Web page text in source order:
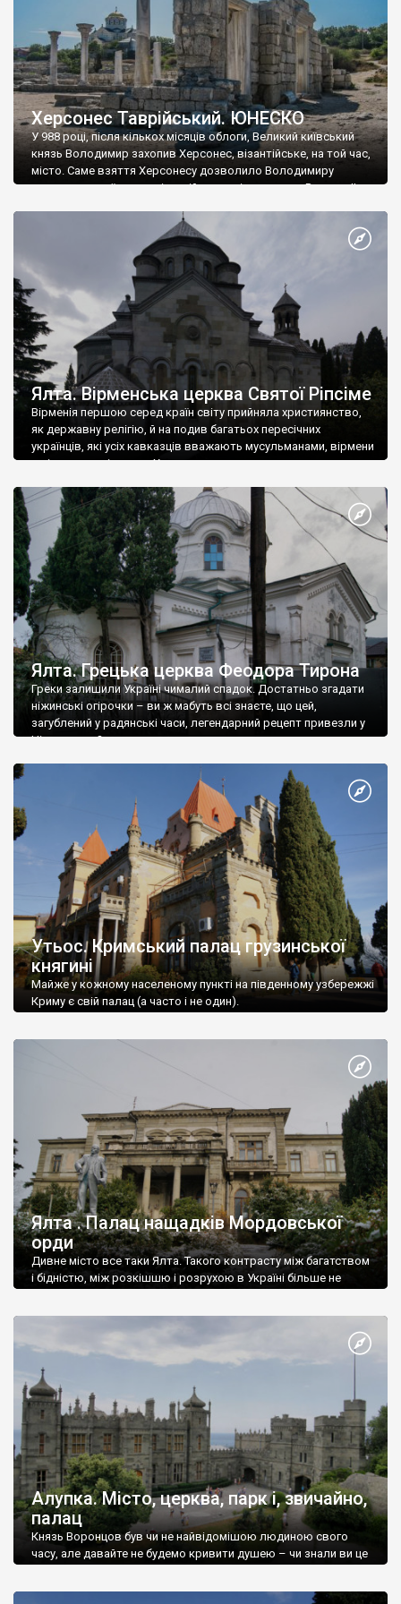
Херсонес Таврійський. ЮНЕСКО
У 988 році, після кількох місяців облоги, Великий київський
князь Володимир захопив Херсонес, візантійське, на той час,
місто. Саме взяття Херсонесу дозволило Володимиру
диктувати свої умови візантійському імператору Василю ІІ, та
Херсонесі Володимир-язичник, став Василем-християнином.
А потім було Хрещення Русі. На честь Херсонесу Таврійського
Ялта. Вірменська церква Святої Ріпсіме
Вірменія першою серед країн світу прийняла християнство,
як державну релігію, й на подив багатьох пересічних
українців, які усіх кавказців вважають мусульманами, вірмени
є відданими вірянами Христа
Ялта. Грецька церква Феодора Тирона
Греки залишили Україні чималий спадок. Достатньо згадати
ніжинські огірочки – ви ж мабуть всі знаєте, що цей,
загублений у радянські часи, легендарний рецепт привезли у
Ніжин греки?
Утьос. Кримський палац грузинської
княгині
Майже у кожному населеному пункті на південному узбережжі
Криму є свій палац (а часто і не один).
Ялта . Палац нащадків Мордовської
орди
Дивне місто все таки Ялта. Такого контрасту між багатством
і бідністю, між розкішшю і розрухою в Україні більше не
Алупка. Місто, церква, парк і, звичайно,
палац
Князь Воронцов був чи не найвідомішою людиною свого
часу, але давайте не будемо кривити душею – чи знали ви це